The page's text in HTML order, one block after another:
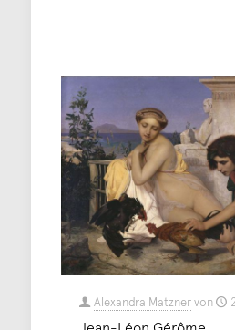
Alexandra Matznervon